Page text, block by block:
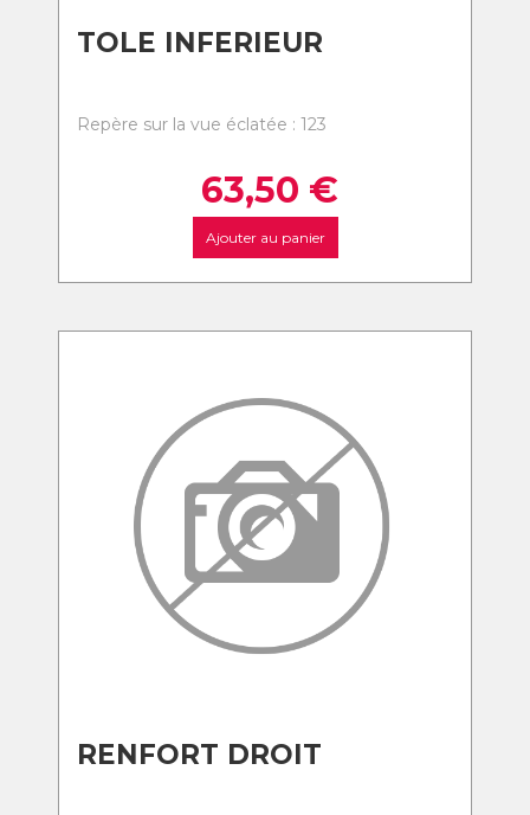
TOLE INFERIEUR
Repère sur la vue éclatée : 123
63,50 €
Ajouter au panier
RENFORT DROIT